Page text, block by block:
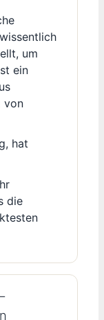
um
ein
von
hat
die